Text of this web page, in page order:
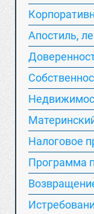
Апостиль,
Hалоговое
Программа